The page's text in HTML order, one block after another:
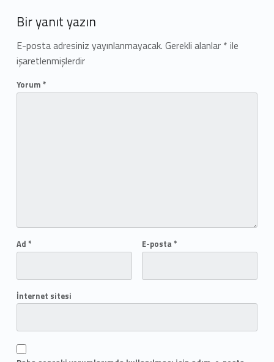
Bir yanıt yazın
E-posta adresiniz yayınlanmayacak. Gerekli alanlar * ile
işaretlenmişlerdir
Yorum *
Ad * E-posta*
İnternet sitesi